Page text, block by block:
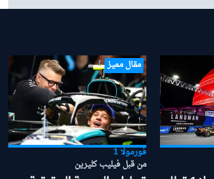
مقال مميز
فورمولا 1
من قبل فيليب كليرين